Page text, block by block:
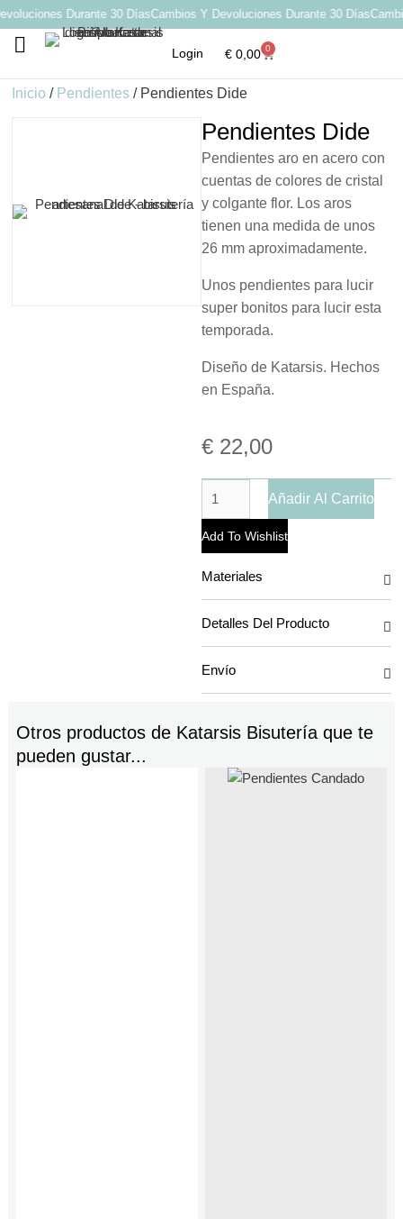
Durante 30 DíasCambios Y Devoluciones Durante 30 Días
Login €0,00 0
Inicio / Pendientes / Pendientes Dide
Pendientes Dide
Pendientes aro en acero con
cuentas de colores de cristal
y colgante flor. Los aros
tienen una medida de unos
26 mm aproximadamente.
Unos pendientes para lucir
super bonitos para lucir esta
temporada.
Diseño de Katarsis. Hechos
en España.
€ 22,00
Añadir Al Carrito
Add To Wishlist
Materiales
Detalles Del Producto
Envío
Otros productos de Katarsis Bisuteríaque te
pueden gustar...